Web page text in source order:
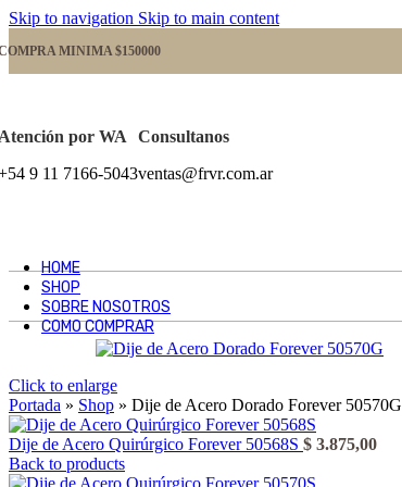
Skip to navigation Skip to main content
MINIMA $150000
por WA
9 11 7166-5043
Consultanos
ventas@frvr.com.ar
HOME
SHOP
SOBRE NOSOTROS
COMO COMPRAR
Click to enlarge
Portada » Shop » Dije de Acero Dorado Forever 50570G
Dije de Acero Quirúrgico Forever 50568S $ 3.875,00
Back to products